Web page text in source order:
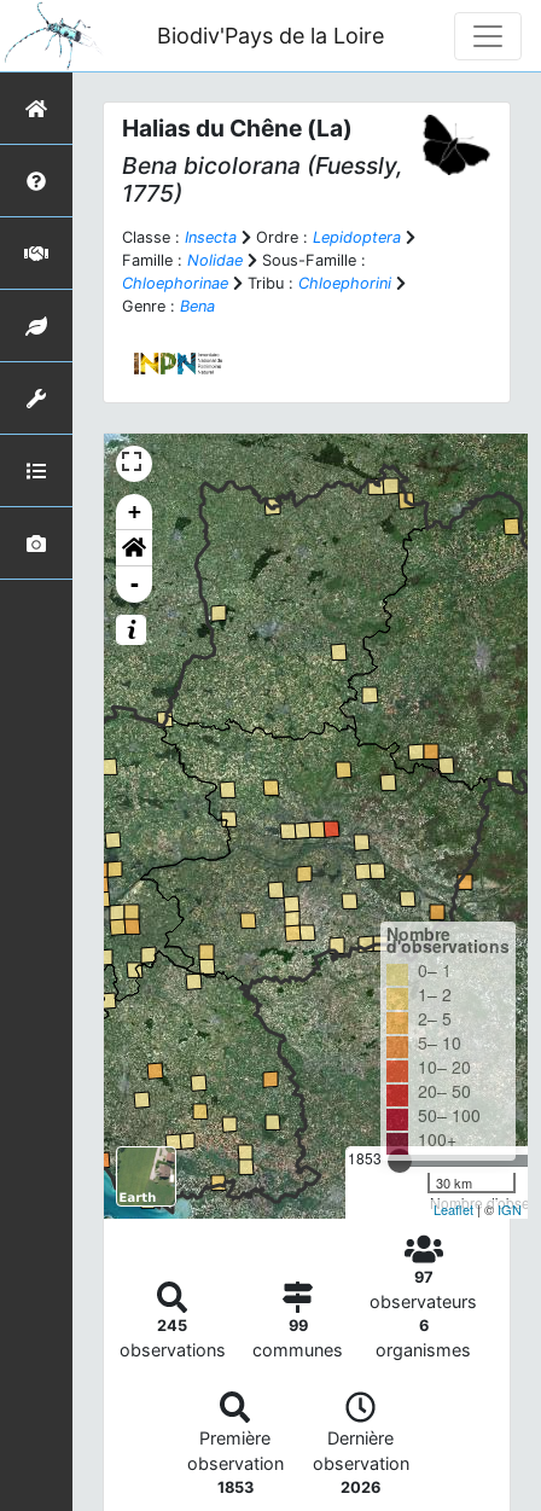
Biodiv'Pays de la Loire
Halias du Chêne (La)
Bena bicolorana (Fuessly,
1775)
Classe : Insecta Ordre : Lepidoptera
Famille : Nolidae
Sous-Famille :
Chloephorinae
Tribu : Chloephorini
Genre : Bena
+
-
1853
Nombre
Nombre
d'observations
0– 1
1– 2
2– 5
5– 10
10– 20
20– 50
50– 100
100+
30 km
Leaflet| ©IGN
245
observations
99
communes
97
observateurs
6
organismes
Première
observation
1853
Dernière
observation
2026